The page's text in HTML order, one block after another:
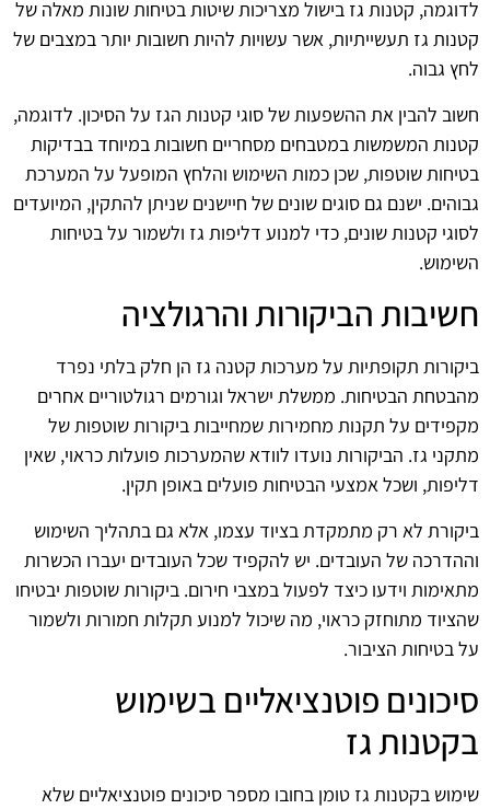
לדוגמה, קטנות גז בישול מצריכות שיטות בטיחות שונות מאלה של
קטנות גז תעשייתיות, אשר עשויות להיות חשובות יותר במצבים של
לחץ גבוה.
חשוב להבין את ההשפעות של סוגי קטנות הגז על הסיכון. לדוגמה,
קטנות המשמשות במטבחים מסחריים חשובות במיוחד בבדיקות
בטיחות שוטפות, שכן כמות השימוש והלחץ המופעל על המערכת
גבוהים. ישנם גם סוגים שונים של חיישנים שניתן להתקין, המיועדים
לסוגי קטנות שונים, כדי למנוע דליפות גז ולשמור על בטיחות
השימוש.
חשיבות הביקורות והרגולציה
ביקורות תקופתיות על מערכות קטנה גז הן חלק בלתי נפרד
מהבטחת הבטיחות. ממשלת ישראל וגורמים רגולטוריים אחרים
מקפידים על תקנות מחמירות שמחייבות ביקורות שוטפות של
מתקני גז. הביקורות נועדו לוודא שהמערכות פועלות כראוי, שאין
דליפות, ושכל אמצעי הבטיחות פועלים באופן תקין.
ביקורת לא רק מתמקדת בציוד עצמו, אלא גם בתהליך השימוש
וההדרכה של העובדים. יש להקפיד שכל העובדים יעברו הכשרות
מתאימות וידעו כיצד לפעול במצבי חירום. ביקורות שוטפות יבטיחו
שהציוד מתוחזק כראוי, מה שיכול למנוע תקלות חמורות ולשמור
על בטיחות הציבור.
סיכונים פוטנציאליים בשימוש
בקטנות גז
שימוש בקטנות גז טומן בחובו מספר סיכונים פוטנציאליים שלא